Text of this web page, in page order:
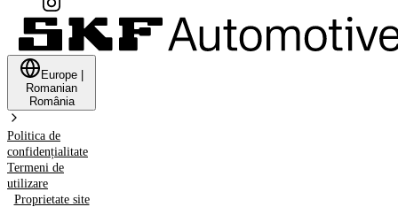
Europe
Romanian
România
Politica de
confidențialitate
Termeni de
utilizare
Proprietate site